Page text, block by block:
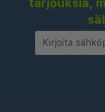
tarjouksia,